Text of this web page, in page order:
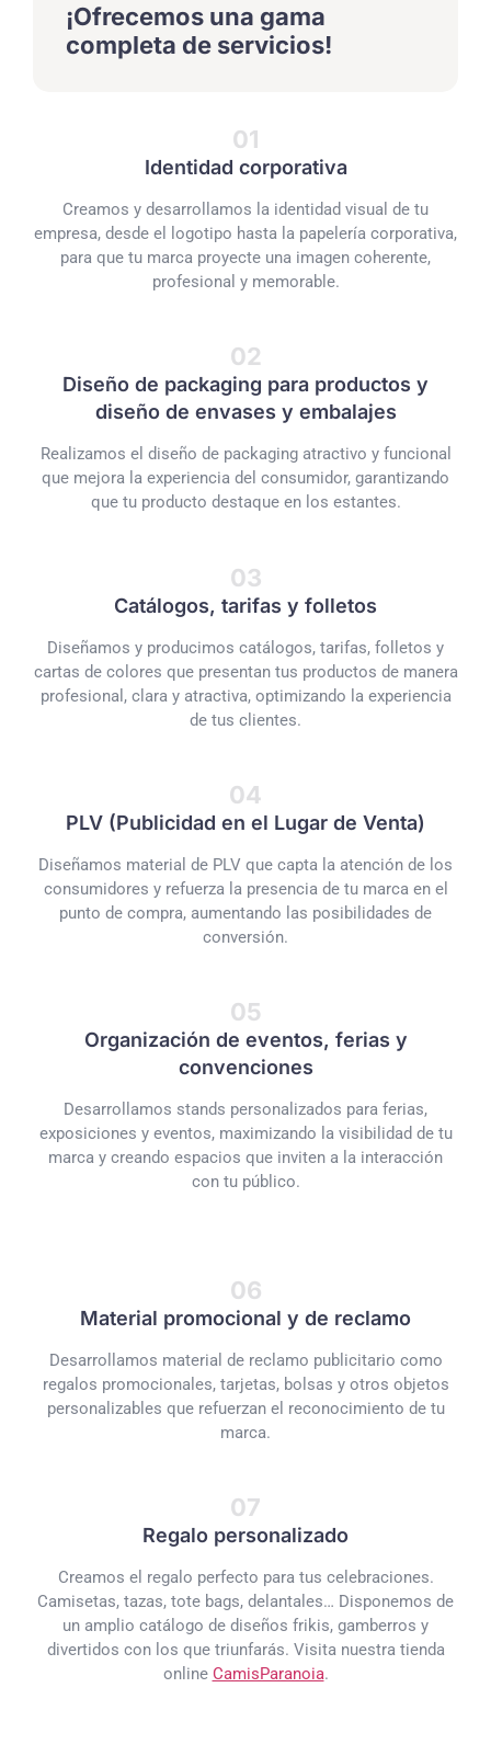
¡Ofrecemos una gama
completa de servicios!
01
Identidad corporativa
Creamos y desarrollamos la identidad visual de tu
empresa, desde el logotipo hasta la papelería corporativa,
para que tu marca proyecte una imagen coherente,
profesional y memorable.
02
Diseño de packaging para productos y
diseño de envases y embalajes
Realizamos el diseño de packaging atractivo y funcional
que mejora la experiencia del consumidor, garantizando
que tu producto destaque en los estantes.
03
Catálogos, tarifas y folletos
Diseñamos y producimos catálogos, tarifas, folletos y
cartas de colores que presentan tus productos de manera
profesional, clara y atractiva, optimizando la experiencia
de tus clientes.
04
PLV (Publicidad en el Lugar de Venta)
Diseñamos material de PLV que capta la atención de los
consumidores y refuerza la presencia de tu marca en el
punto de compra, aumentando las posibilidades de
conversión.
05
Organización de eventos, ferias y
convenciones
Desarrollamos stands personalizados para ferias,
exposiciones y eventos, maximizando la visibilidad de tu
marca y creando espacios que inviten a la interacción
con tu público.
06
Material promocional y de reclamo
Desarrollamos material de reclamo publicitario como
regalos promocionales, tarjetas, bolsas y otros objetos
personalizables que refuerzan el reconocimiento de tu
marca.
07
Regalo personalizado
Creamos el regalo perfecto para tus celebraciones.
Camisetas, tazas, tote bags, delantales… Disponemos de
un amplio catálogo de diseños frikis, gamberros y
divertidos con los que triunfarás. Visita nuestra tienda
online CamisParanoia.